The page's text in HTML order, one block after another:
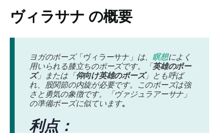
ヴィラサナ の概要
ヨガのポーズ「ヴィラーサナ」 は、瞑想によく
用いられる膝立ちのポーズです。「英雄のポー
ズ」または「仰向け英雄のポーズ」とも呼ば
れ、股関節の内旋が必要です。このポーズは強
さと勇気の象徴です。「ヴァジュラアーサナ」
の準備ポーズに似ています。
利点：